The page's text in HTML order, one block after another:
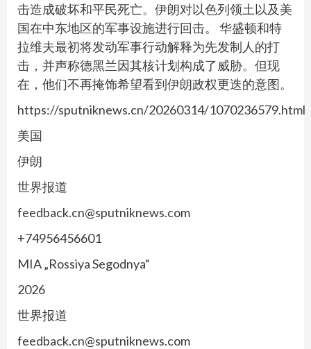
击造成破坏和平民死亡。伊朗对以色列领土以及美
国在中东地区的军事设施进行回击。 华盛顿和特
拉维夫最初将发动军事行动解释为先发制人的打
击，并声称德黑兰因其核计划构成了威胁。但现
在，他们不再掩饰希望看到伊朗政权更迭的意图。
https://sputniknews.cn/20260314/1070236579.html
美国
伊朗
世界报道
feedback.cn@sputniknews.com
+74956456601
MIA „Rossiya Segodnya“
2026
世界报道
feedback.cn@sputniknews.com